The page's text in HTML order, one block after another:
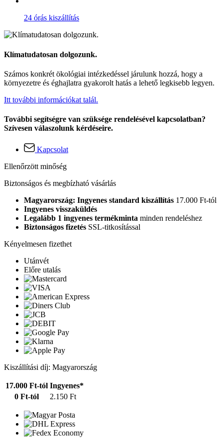
24 órás kiszállítás
Klímatudatosan dolgozunk.
Számos konkrét ökológiai intézkedéssel járulunk hozzá, hogy a
környezetre és éghajlatra gyakorolt hatás a lehető legkisebb legyen.
Itt további információkat talál.
További segítségre van szüksége rendelésével kapcsolatban?
Szívesen válaszolunk kérdéseire.
Kapcsolat
Ellenőrzött minőség
Biztonságos és megbízható vásárlás
Magyarország: Ingyenes standard kiszállítás 17.000 Ft-tól
Ingyenes visszaküldés
Legalább 1 ingyenes termékminta minden rendeléshez
Biztonságos fizetés SSL-titkosítással
Kényelmesen fizethet
Utánvét
Előre utalás
Kiszállítási díj: Magyarország
17.000 Ft-tól Ingyenes*
0 Ft-tól
2.150 Ft